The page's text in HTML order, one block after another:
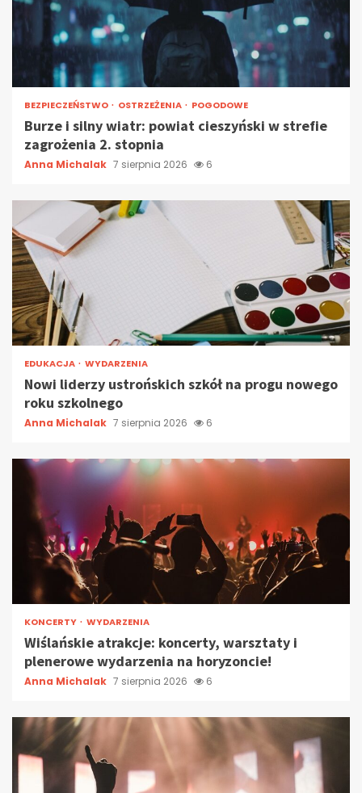
BEZPIECZEŃSTWO OSTRZEŻENIA POGODOWE
Burze i silny wiatr: powiat cieszyński w strefie
zagrożenia 2. stopnia
Anna Michalak 7 sierpnia 2026 6
EDUKACJA WYDARZENIA
Nowi liderzy ustrońskich szkół na progu nowego
roku szkolnego
Anna Michalak 7 sierpnia 2026 6
KONCERTY WYDARZENIA
Wiślańskie atrakcje: koncerty, warsztaty i
plenerowe wydarzenia na horyzoncie!
Anna Michalak 7 sierpnia 2026 6